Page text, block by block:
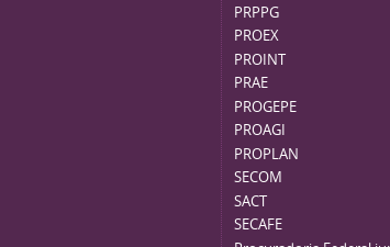
PRPPG
PROEX
PROINT
PRAE
PROGEPE
PROAGI
PROPLAN
SECOM
SACT
SECAFE